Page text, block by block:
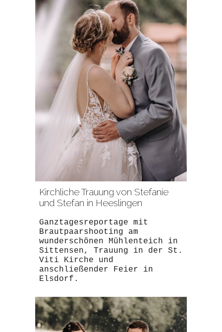
Kirchliche Trauung von Stefanie
und Stefan in Heeslingen
Ganztagesreportage mit
Brautpaarshooting am
wunderschönen Mühlenteich in
Sittensen, Trauung in der St.
Viti Kirche und
anschließender Feier in
Elsdorf.